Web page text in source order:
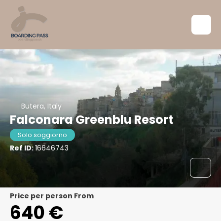
Butera, Italy
Falconara Greenblu Resort
Solo soggiorno
Ref ID:16646743
price per person From
640 €